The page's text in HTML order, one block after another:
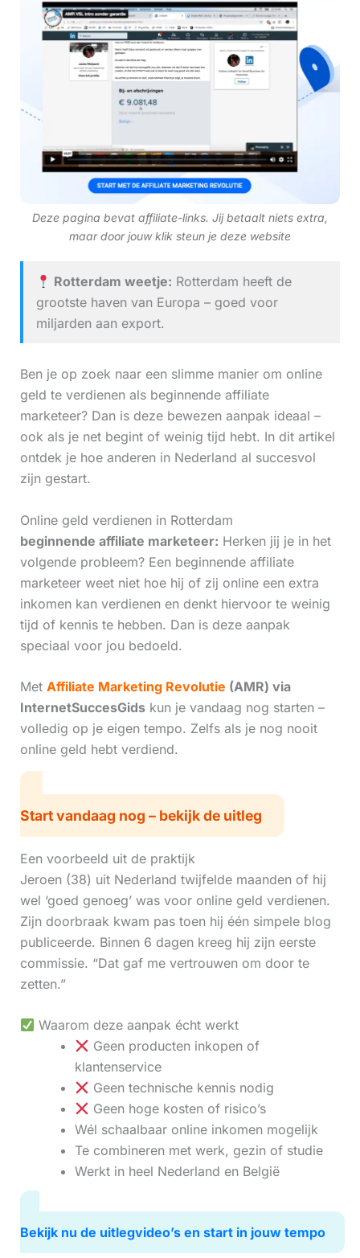
Deze pagina bevat affiliate-links. Jij betaalt niets extra,
maar door jouw klik steun je deze website
Rotterdam weetje: Rotterdam heeft de
grootste haven van Europa – goed voor
miljarden aan export.
Ben je op zoek naar een slimme manier om online
geld te verdienen als beginnende affiliate
marketeer? Dan is deze bewezen aanpak ideaal –
ook als je net begint of weinig tijd hebt. In dit artikel
ontdek je hoe anderen in Nederland al succesvol
zijn gestart.
Online geld verdienen in Rotterdam
beginnende affiliate marketeer: Herken jij je in het
volgende probleem? Een beginnende affiliate
marketeer weet niet hoe hij of zij online een extra
inkomen kan verdienen en denkt hiervoor te weinig
tijd of kennis te hebben. Dan is deze aanpak
speciaal voor jou bedoeld.
Met Affiliate Marketing Revolutie (AMR) via
InternetSuccesGidskun je vandaag nog starten –
volledig op je eigen tempo. Zelfs als je nog nooit
online geld hebt verdiend.
Start vandaag nog – bekijk de uitleg
Een voorbeeld uit de praktijk
Jeroen (38) uit Nederland twijfelde maanden of hij
wel ‘goed genoeg’ was voor online geld verdienen.
Zijn doorbraak kwam pas toen hij één simpele blog
publiceerde. Binnen 6 dagen kreeg hij zijn eerste
commissie. “Dat gaf me vertrouwen om door te
zetten.”
Waarom deze aanpak écht werkt
Geen producten inkopen of
klantenservice
Geen technische kennis nodig
Geen hoge kosten of risico’s
Wél schaalbaar online inkomen mogelijk
Te combineren met werk, gezin of studie
Werkt in heel Nederland en België
Bekijk nu de uitlegvideo’s en start in jouw tempo